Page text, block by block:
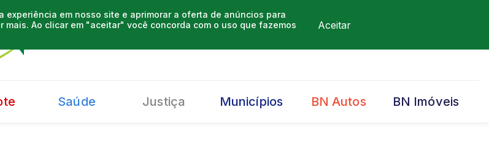
experiência em nosso site e aprimorar a oferta de anúncios para
mais. Ao clicar em "aceitar" você concorda com o uso que fazemos
Aceitar
Saúde Justiça Municípios BN Autos BN Imóveis